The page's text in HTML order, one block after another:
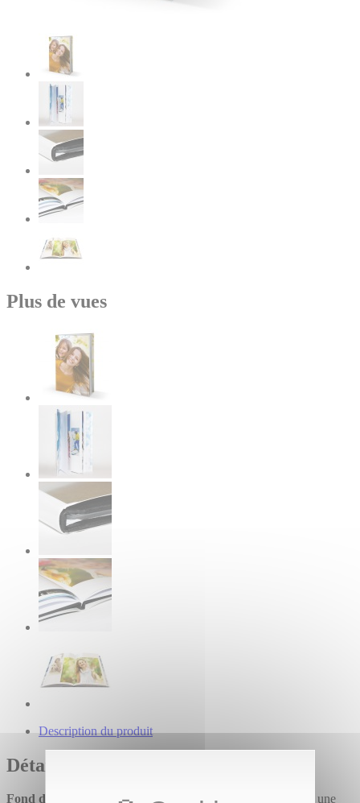
Plus de vues
Description du produit
Détails
Fond de page : vous avez le choix entre vos propres photos, une